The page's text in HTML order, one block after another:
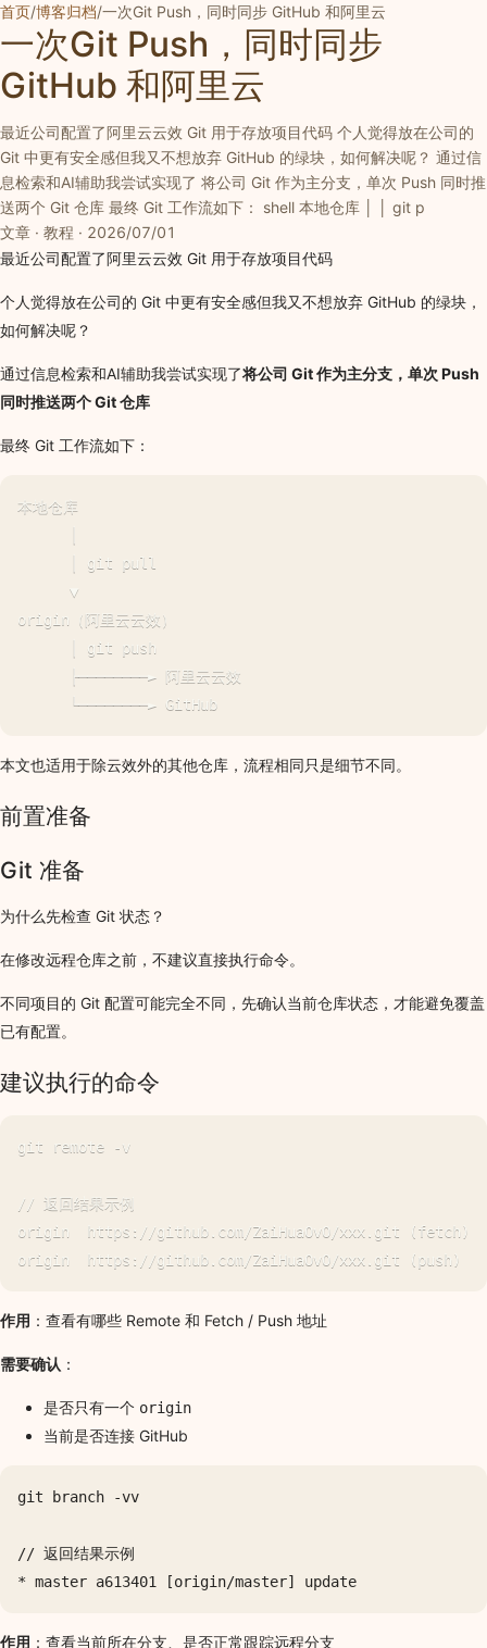
首页/博客归档/一次Git Push，同时同步 GitHub 和阿里云
一次Git Push，同时同步
GitHub 和阿里云
最近公司配置了阿里云云效 Git 用于存放项目代码 个人觉得放在公司的
Git 中更有安全感但我又不想放弃 GitHub 的绿块，如何解决呢？ 通过信
息检索和AI辅助我尝试实现了 将公司 Git 作为主分支，单次 Push 同时推
送两个 Git 仓库 最终 Git 工作流如下： shell 本地仓库 │ │ git p
文章 · 教程 · 2026/07/01
最近公司配置了阿里云云效 Git 用于存放项目代码
个人觉得放在公司的 Git 中更有安全感但我又不想放弃 GitHub 的绿块，
如何解决呢？
通过信息检索和AI辅助我尝试实现了将公司 Git 作为主分支，单次 Push
同时推送两个 Git 仓库
最终 Git 工作流如下：
本地仓库
      │ git pull
      ▼
origin（阿里云云效）
      │ git push
      ├────────► 阿里云云效
本文也适用于除云效外的其他仓库，流程相同只是细节不同。
前置准备
Git 准备
为什么先检查 Git 状态？
在修改远程仓库之前，不建议直接执行命令。
不同项目的 Git 配置可能完全不同，先确认当前仓库状态，才能避免覆盖
已有配置。
建议执行的命令
git remote -v
// 返回结果示例
origin  https://github.com/ZaiHuaOvO/xxx.git (fetch)
作用 ：查看有哪些 Remote 和 Fetch / Push 地址
需要确认 ：
是否只有一个 origin
当前是否连接 GitHub
git branch -vv
// 返回结果示例
作用 ：查看当前所在分支、是否正常跟踪远程分支